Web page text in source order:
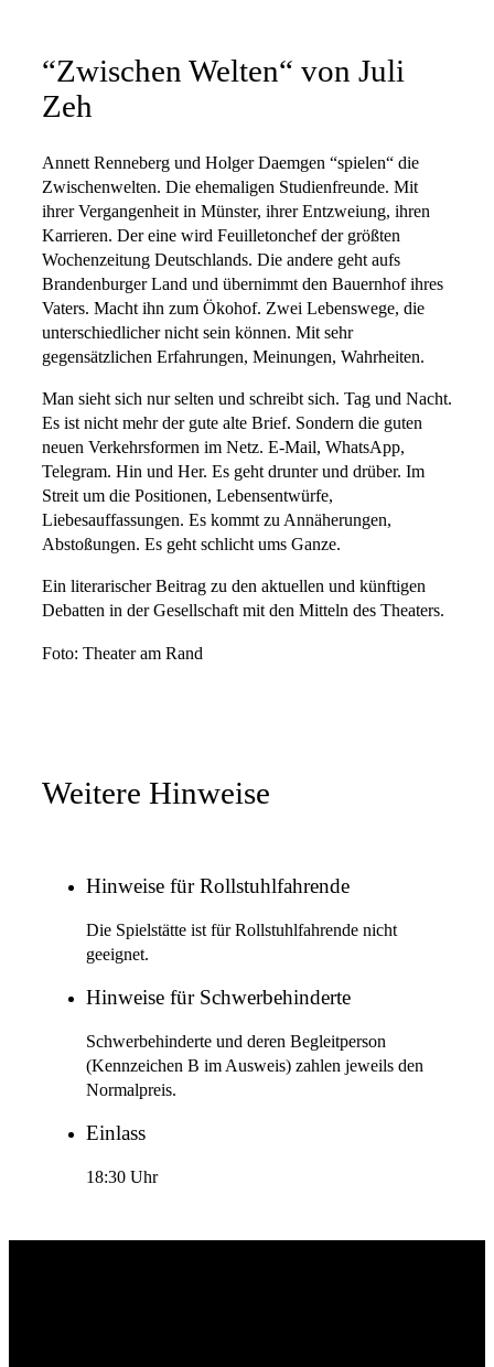
“Zwischen Welten“ von Juli
Zeh
Annett Renneberg und Holger Daemgen “spielen“ die
Zwischenwelten. Die ehemaligen Studienfreunde. Mit
ihrer Vergangenheit in Münster, ihrer Entzweiung, ihren
Karrieren. Der eine wird Feuilletonchef der größten
Wochenzeitung Deutschlands. Die andere geht aufs
Brandenburger Land und übernimmt den Bauernhof ihres
Vaters. Macht ihn zum Ökohof. Zwei Lebenswege, die
unterschiedlicher nicht sein können. Mit sehr
gegensätzlichen Erfahrungen, Meinungen, Wahrheiten.
Man sieht sich nur selten und schreibt sich. Tag und Nacht.
Es ist nicht mehr der gute alte Brief. Sondern die guten
neuen Verkehrsformen im Netz. E-Mail, WhatsApp,
Telegram. Hin und Her. Es geht drunter und drüber. Im
Streit um die Positionen, Lebensentwürfe,
Liebesauffassungen. Es kommt zu Annäherungen,
Abstoßungen. Es geht schlicht ums Ganze.
Ein literarischer Beitrag zu den aktuellen und künftigen
Debatten in der Gesellschaft mit den Mitteln des Theaters.
Foto: Theater am Rand
Weitere Hinweise
Hinweise für Rollstuhlfahrende
Die Spielstätte ist für Rollstuhlfahrende nicht
geeignet.
Hinweise für Schwerbehinderte
Schwerbehinderte und deren Begleitperson
(Kennzeichen B im Ausweis) zahlen jeweils den
Normalpreis.
Einlass
18:30 Uhr